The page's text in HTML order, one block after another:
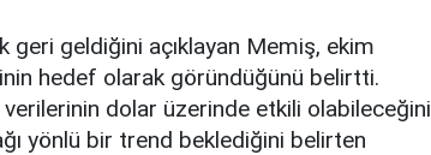
geri geldiğini açıklayan Memiş, ekim
hedef olarak göründüğünü belirtti.
dolar üzerinde etkili olabileceğini
yönlü bir trend beklediğini belirten